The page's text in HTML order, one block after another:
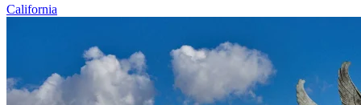
California